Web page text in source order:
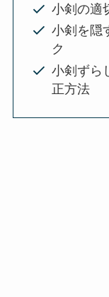
小剣の適
小剣を隠
ク
小剣ずら
正方法